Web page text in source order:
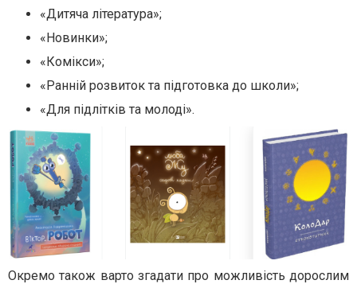
«Дитяча література»;
«Новинки»;
«Комікси»;
«Ранній розвиток та підготовка до школи»;
«Для підлітків та молоді».
Окремо також варто згадати про можливість дорослим